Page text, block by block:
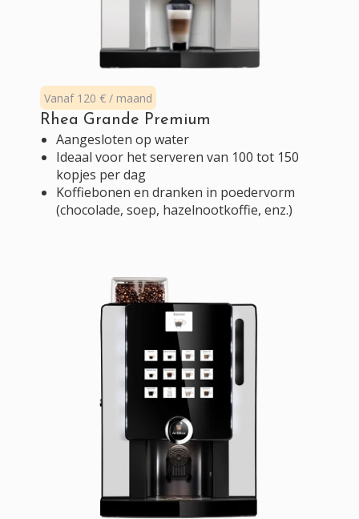
Vanaf 120 € / maand
Rhea Grande Premium
Aangesloten op water
Ideaal voor het serveren van 100 tot 150
kopjes per dag
Koffiebonen en dranken in poedervorm
(chocolade, soep, hazelnootkoffie, enz.)